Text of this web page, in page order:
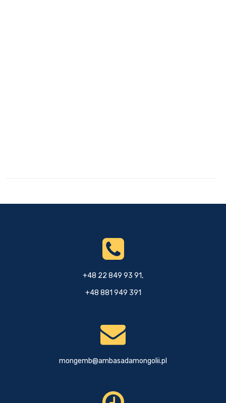
+48 22 849 93 91,
+48 881 949 391
mongemb@ambasadamongolii.pl